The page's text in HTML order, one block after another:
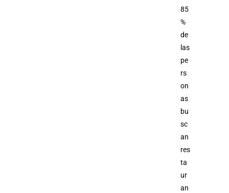
85
%
de
las
pe
rs
on
as
bu
sc
an
res
ta
ur
an